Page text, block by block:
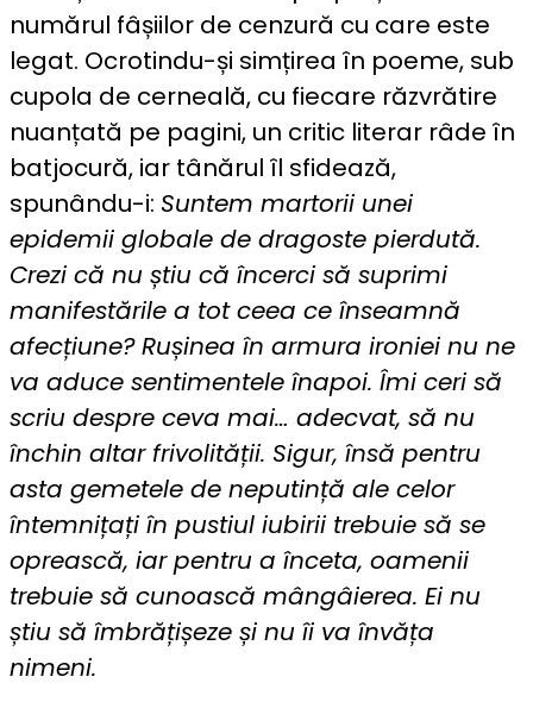
numărul fâșiilor de cenzură cu care este
legat. Ocrotindu-și simțirea în poeme, sub
cupola de cerneală, cu fiecare răzvrătire
nuanțată pe pagini, un critic literar râde în
batjocură, iar tânărul îl sfidează,
spunându-i: Suntem martorii unei
epidemii globale de dragoste pierdută.
Crezi că nu știu că încerci să suprimi
manifestările a tot ceea ce înseamnă
afecțiune? Rușinea în armura ironiei nu ne
va aduce sentimentele înapoi. Îmi ceri să
scriu despre ceva mai… adecvat, să nu
închin altar frivolității. Sigur, însă pentru
asta gemetele de neputință ale celor
întemnițați în pustiul iubirii trebuie să se
oprească, iar pentru a înceta, oamenii
trebuie să cunoască mângâierea. Ei nu
știu să îmbrățișeze și nu îi va învăța
nimeni.